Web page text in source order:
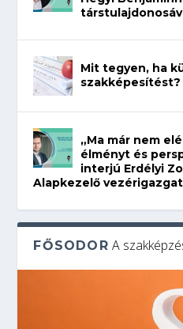
Mit tegyen, ha
szakképesítést?
„Ma már nem
élményt és
interjú Erdélyi
Alapkezelő
FŐSODOR A